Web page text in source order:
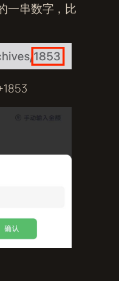
一串数字，比